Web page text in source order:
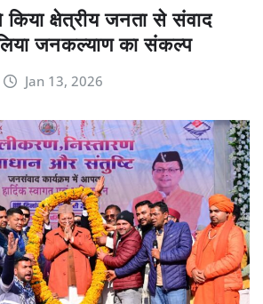
क्षेत्रीय जनता से संवाद
जनकल्याण का संकल्प
Jan 13, 2026